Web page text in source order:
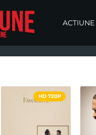
ACTIUNE
HD 720P